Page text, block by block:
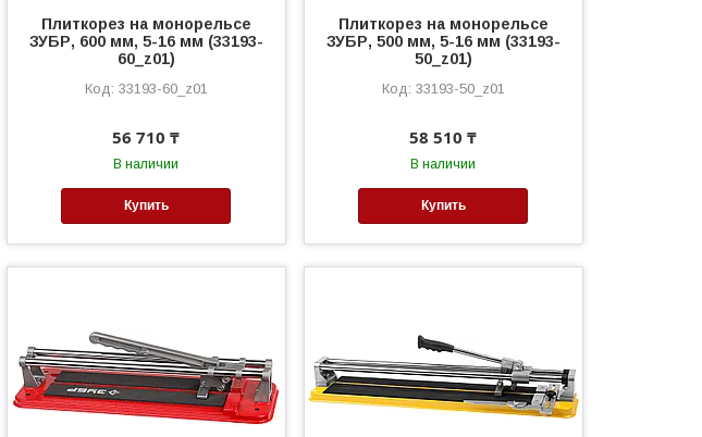
Плиткорез на монорельсе
ЗУБР, 600 мм, 5-16 мм (33193-
60_z01)
33193-60_z01
56 710 ₸
В наличии
Купить
Плиткорез на монорельсе
ЗУБР, 500 мм, 5-16 мм (33193-
50_z01)
33193-50_z01
58 510 ₸
В наличии
Купить